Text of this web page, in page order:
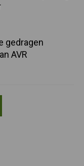
gedragen
AVR